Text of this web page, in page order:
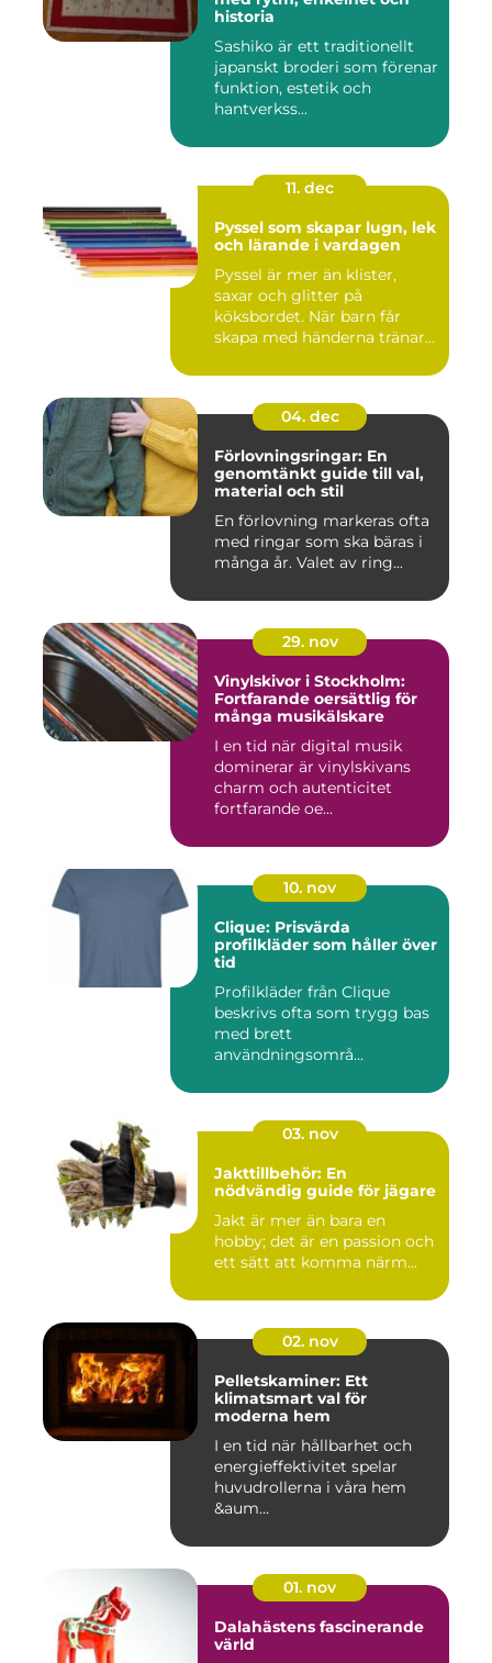
historia
Sashiko är ett traditionellt
japanskt broderi som förenar
funktion, estetik och
hantverkss...
11. dec
Pyssel som skapar lugn, lek
och lärande i vardagen
Pyssel är mer än klister,
saxar och glitter på
köksbordet. När barn får
skapa med händerna tränar
04. dec
Förlovningsringar: En
genomtänkt guide till val,
material och stil
En förlovning markeras ofta
med ringar som ska bäras i
många år. Valet av ring...
29. nov
Vinylskivor i Stockholm:
Fortfarande oersättlig för
många musikälskare
I en tid när digital musik
dominerar är vinylskivans
charm och autenticitet
fortfarande oe...
10. nov
Clique: Prisvärda
profilkläder som håller över
tid
Profilkläder från Clique
beskrivs ofta som trygg bas
med brett
användningsområ...
03. nov
Jakttillbehör: En
nödvändig guide för jägare
Jakt är mer än bara en
hobby; det är en passion och
ett sätt att komma närm...
02. nov
Pelletskaminer: Ett
klimatsmart val för
moderna hem
I en tid när hållbarhet och
energieffektivitet spelar
huvudrollerna i våra hem
&aum...
01. nov
Dalahästens fascinerande
värld